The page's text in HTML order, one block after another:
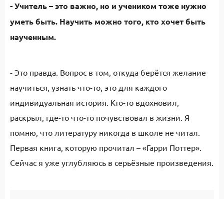
- Учитель – это важно, но и учеником тоже нужно
уметь быть. Научить можно того, кто хочет быть
наученным.
- Это правда. Вопрос в том, откуда берётся желание
научиться, узнать что-то, это для каждого
индивидуальная история. Кто-то вдохновил,
раскрыл, где-то что-то почувствовал в жизни. Я
помню, что литературу никогда в школе не читал.
Первая книга, которую прочитал – «Гарри Поттер».
Сейчас я уже углубляюсь в серьёзные произведения.